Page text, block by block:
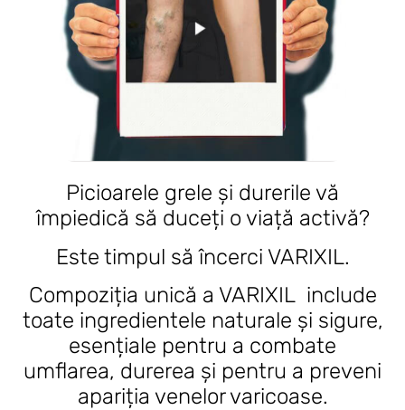
Picioarele grele și durerile vă
împiedică să duceți o viață activă?
Este timpul să încerci VARIXIL.
Compoziția unică a VARIXIL include
toate ingredientele naturale și sigure,
esențiale pentru a combate
umflarea, durerea și pentru a preveni
apariția venelor varicoase.